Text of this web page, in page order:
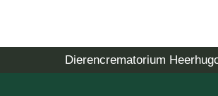
Dierencrematorium